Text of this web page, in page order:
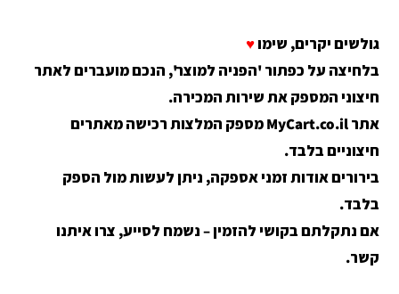
גולשים יקרים, שימו♥
בלחיצה על כפתור 'הפניה למוצר', הנכם מועברים לאתר
חיצוני המספק את שירות המכירה.
אתר MyCart.co.il מספק המלצות רכישה מאתרים
חיצוניים בלבד.
בירורים אודות זמני אספקה, ניתן לעשות מול הספק
בלבד.
אם נתקלתם בקושי להזמין – נשמח לסייע, צרו איתנו
קשר.